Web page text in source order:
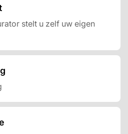
stelt u zelf uw eigen